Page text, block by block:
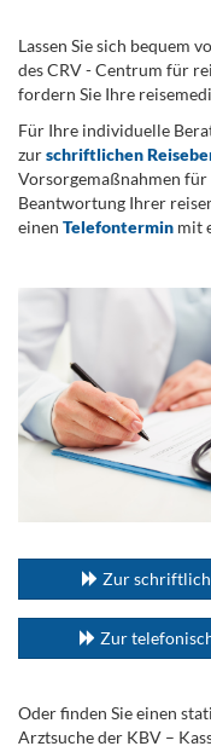
Lassen Sie sich bequem
des CRV - Centrum für
fordern Sie Ihre
Für Ihre individuelle
zurschriftlichen
Vorsorgemaßnahmen
Beantwortung Ihrer
einen Telefontermin mit
Zur
Zur
Oder finden Sie einen
Arztsuche der KBV –